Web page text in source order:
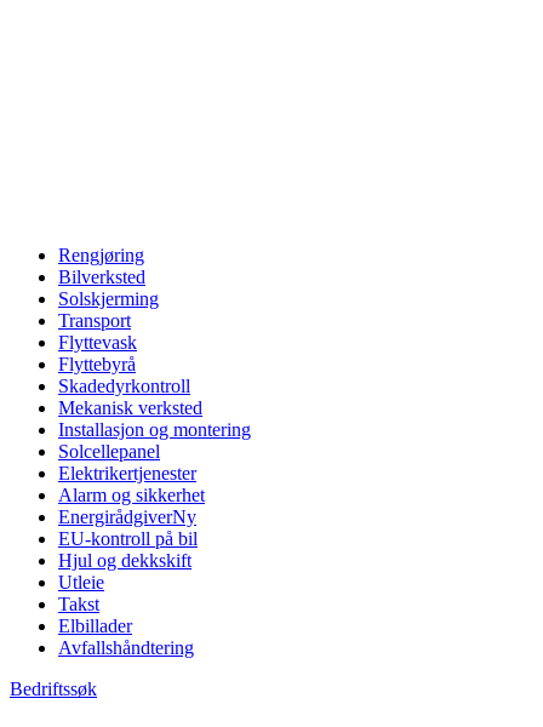
Rengjøring
Bilverksted
Solskjerming
Transport
Flyttevask
Flyttebyrå
Skadedyrkontroll
Mekanisk verksted
Installasjon og montering
Solcellepanel
Elektrikertjenester
Alarm og sikkerhet
EnergirådgiverNy
EU-kontroll på bil
Hjul og dekkskift
Utleie
Takst
Elbillader
Avfallshåndtering
Bedriftssøk